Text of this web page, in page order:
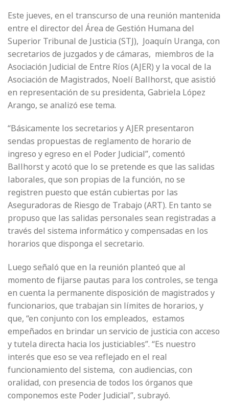
Este jueves, en el transcurso de una reunión mantenida
entre el director del Área de Gestión Humana del
Superior Tribunal de Justicia (STJ), Joaquín Uranga, con
secretarios de juzgados y de cámaras, miembros de la
Asociación Judicial de Entre Ríos (AJER) y la vocal de la
Asociación de Magistrados, Noelí Ballhorst, que asistió
en representación de su presidenta, Gabriela López
Arango, se analizó ese tema.
“Básicamente los secretarios y AJER presentaron
sendas propuestas de reglamento de horario de
ingreso y egreso en el Poder Judicial”, comentó
Ballhorst y acotó que lo se pretende es que las salidas
laborales, que son propias de la función, no se
registren puesto que están cubiertas por las
Aseguradoras de Riesgo de Trabajo (ART). En tanto se
propuso que las salidas personales sean registradas a
través del sistema informático y compensadas en los
horarios que disponga el secretario.
Luego señaló que en la reunión planteó que al
momento de fijarse pautas para los controles, se tenga
en cuenta la permanente disposición de magistrados y
funcionarios, que trabajan sin límites de horarios, y
que, “en conjunto con los empleados, estamos
empeñados en brindar un servicio de justicia con acceso
y tutela directa hacia los justiciables”. “Es nuestro
interés que eso se vea reflejado en el real
funcionamiento del sistema, con audiencias, con
oralidad, con presencia de todos los órganos que
componemos este Poder Judicial”, subrayó.